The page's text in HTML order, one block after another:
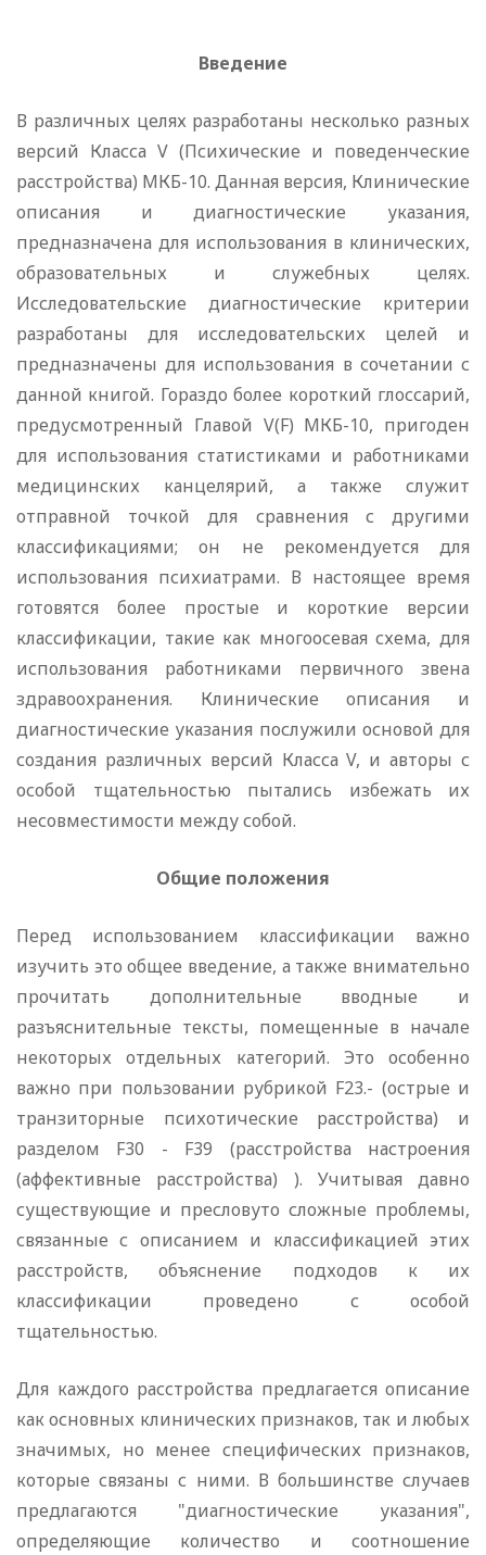
Введение
В различных целях разработаны несколько разных
версий Класса V (Психические и поведенческие
расстройства) МКБ-10. Данная версия, Клинические
описания и диагностические указания,
предназначена для использования в клинических,
образовательных и служебных целях.
Исследовательские диагностические критерии
разработаны для исследовательских целей и
предназначены для использования в сочетании с
данной книгой. Гораздо более короткий глоссарий,
предусмотренный Главой V(F) МКБ-10, пригоден
для использования статистиками и работниками
медицинских канцелярий, а также служит
отправной точкой для сравнения с другими
классификациями; он не рекомендуется для
использования психиатрами. В настоящее время
готовятся более простые и короткие версии
классификации, такие как многоосевая схема, для
использования работниками первичного звена
здравоохранения. Клинические описания и
диагностические указания послужили основой для
создания различных версий Класса V, и авторы с
особой тщательностью пытались избежать их
несовместимости между собой.
Общие положения
Перед использованием классификации важно
изучить это общее введение, а также внимательно
прочитать дополнительные вводные и
разъяснительные тексты, помещенные в начале
некоторых отдельных категорий. Это особенно
важно при пользовании рубрикой F23.- (острые и
транзиторные психотические расстройства) и
разделом F30 - F39 (расстройства настроения
(аффективные расстройства) ). Учитывая давно
существующие и пресловуто сложные проблемы,
связанные с описанием и классификацией этих
расстройств, объяснение подходов к их
классификации проведено с особой
тщательностью.
Для каждого расстройства предлагается описание
как основных клинических признаков, так и любых
значимых, но менее специфических признаков,
которые связаны с ними. В большинстве случаев
предлагаются "диагностические указания",
определяющие количество и соотношение